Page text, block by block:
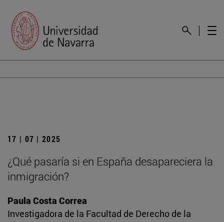
17 | 07 | 2025
¿Qué pasaría si en España desapareciera la
inmigración?
Paula Costa Correa
Investigadora de la Facultad de Derecho de la